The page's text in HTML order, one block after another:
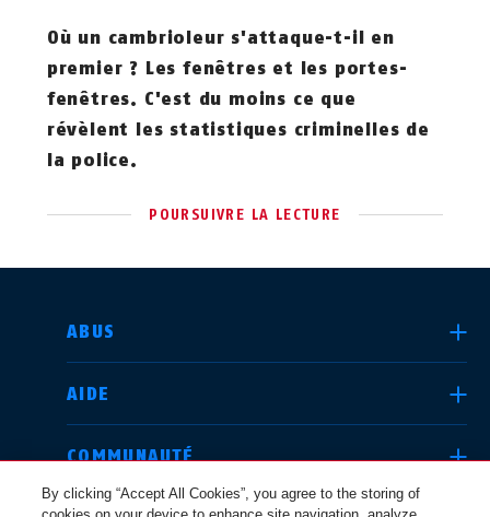
Où un cambrioleur s'attaque-t-il en
premier ? Les fenêtres et les portes-
fenêtres. C'est du moins ce que
révèlent les statistiques criminelles de
la police.
POURSUIVRE LA LECTURE
ABUS
AIDE
COMMUNAUTÉ
CHOISIR UN PAYS
Deutschland
By clicking “Accept All Cookies”, you agree to the storing of